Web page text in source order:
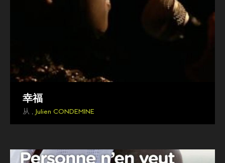
幸福
从 , Julien CONDEMINE